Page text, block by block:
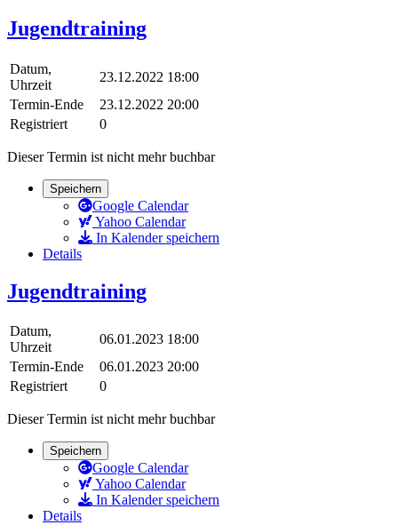
Jugendtraining
Datum,
Uhrzeit
23.12.2022 18:00
Termin-Ende
23.12.2022 20:00
Registriert
0
Dieser Termin ist nicht mehr buchbar
Speichern
Google Calendar
Yahoo Calendar
In Kalender speichern
Details
Jugendtraining
Datum,
Uhrzeit
06.01.2023 18:00
Termin-Ende
06.01.2023 20:00
Registriert
0
Dieser Termin ist nicht mehr buchbar
Speichern
Google Calendar
Yahoo Calendar
In Kalender speichern
Details